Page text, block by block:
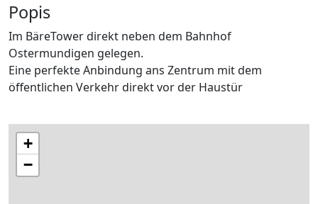
Popis
Im BäreTower direkt neben dem Bahnhof
Ostermundigen gelegen.
Eine perfekte Anbindung ans Zentrum mit dem
öffentlichen Verkehr direkt vor der Haustür
+
−